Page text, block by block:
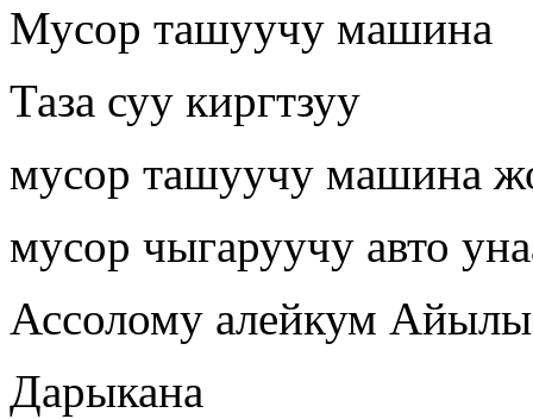
Мусор ташуучу машина
Таза суу киргтзуу
мусор ташуучу машина
мусор чыгаруучу авто
Ассолому алейкум
Дарыкана